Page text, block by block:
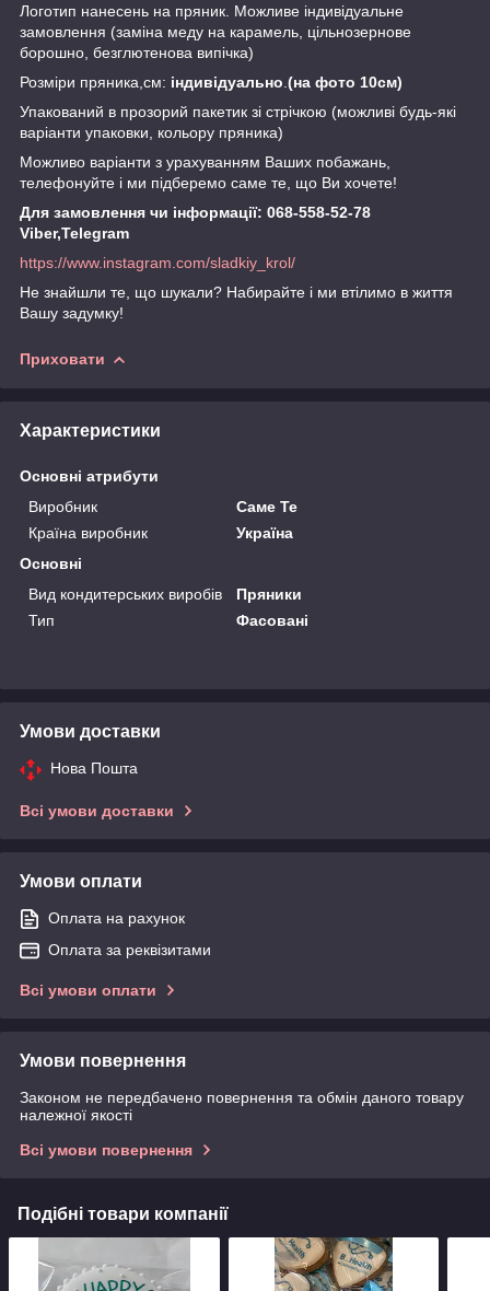
Логотип нанесень на пряник. Можливе індивідуальне
замовлення (заміна меду на карамель, цільнозернове
борошно, безглютенова випічка)
Розміри пряника,см: індивідуально (на фото 10см)
Упакований в прозорий пакетик зі стрічкою (можливі будь-які
варіанти упаковки, кольору пряника)
Можливо варіанти з урахуванням Ваших побажань,
телефонуйте і ми підберемо саме те, що Ви хочете!
Для замовлення чи інформації: 068-558-52-78
Viber,Telegram
https://www.instagram.com/sladkiy_krol/
Не знайшли те, що шукали? Набирайте і ми втілимо в життя
Вашу задумку!
Приховати
Характеристики
Основні атрибути
Виробник
Саме Те
Країна виробник
Україна
Основні
Вид кондитерських виробів
Пряники
Тип
Фасовані
Умови доставки
Нова Пошта
Всі умови доставки
Умови оплати
Оплата на рахунок
Оплата за реквізитами
Всі умови оплати
Умови повернення
Законом не передбачено повернення та обмін даного товару
належної якості
Всі умови повернення
Подібні товари компанії